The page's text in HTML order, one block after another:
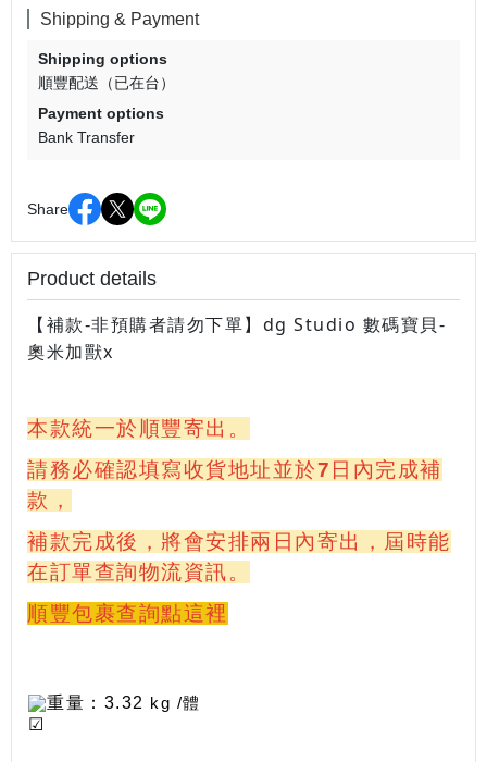
Shipping & Payment
Shipping options
順豐配送（已在台）
Payment options
Bank Transfer
Share
Product details
【補款-非預購者請勿下單】 dg Studio 數碼寶貝-
奧米加獸x
本款統一於順豐寄出。
請務必確認填寫收貨地址並於7日內完成補
款 ，
補款完成後，將會安排兩日內寄出，屆時能
在訂單查詢物流資訊。
順豐包裹查詢點這裡
重量：3.32 kg /體